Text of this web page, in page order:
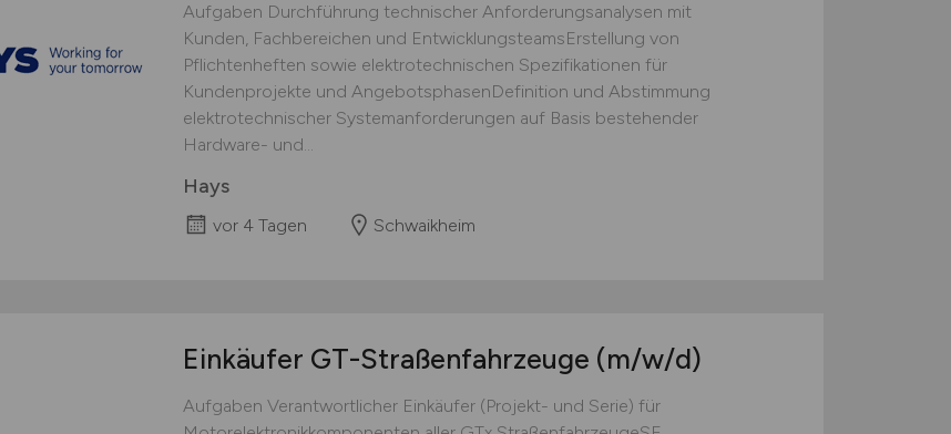
Aufgaben Durchführung technischer Anforderungsanalysen mit
Kunden, Fachbereichen und EntwicklungsteamsErstellung von
Pflichtenheften sowie elektrotechnischen Spezifikationen für
Kundenprojekte und AngebotsphasenDefinition und Abstimmung
elektrotechnischer Systemanforderungen auf Basis bestehender
Hardware- und...
Hays
vor 4 Tagen Schwaikheim
Einkäufer GT-Straßenfahrzeuge (m/w/d)
Aufgaben Verantwortlicher Einkäufer (Projekt- und Serie) für